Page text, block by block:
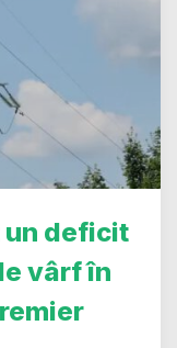
un deficit
vârf în